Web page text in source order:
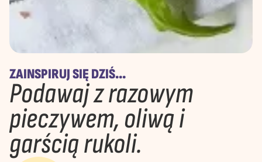
ZAINSPIRUJ SIĘ DZIŚ...
Podawaj z razowym
pieczywem, oliwą i
garścią rukoli.